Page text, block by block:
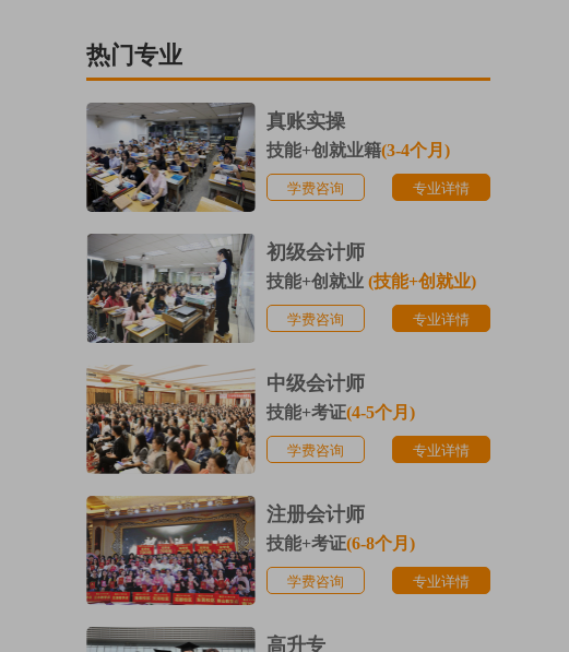
热门专业
真账实操
技能+创就业籍(3-4个月)
学费咨询 专业详情
初级会计师
技能+创就业 (技能+创就业)
学费咨询 专业详情
中级会计师
技能+考证(4-5个月)
学费咨询 专业详情
注册会计师
技能+考证(6-8个月)
学费咨询 专业详情
高升专